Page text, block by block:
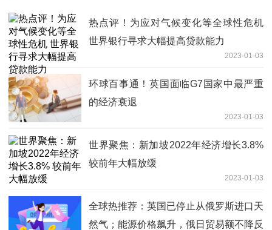
热点评！为应对气候变化等全球性危机
世界银行寻求大幅提高贷款能力
2023-01-03
环球百事通！英国面临G7国家中最严重
的经济衰退
2023-01-03
世界聚焦：新加坡2022年经济增长3.8%
较前年大幅放缓
2023-01-03
全球热推荐：英国已停止从俄罗斯进口天
然气；能源价格飙升，俄日贸易额不降反